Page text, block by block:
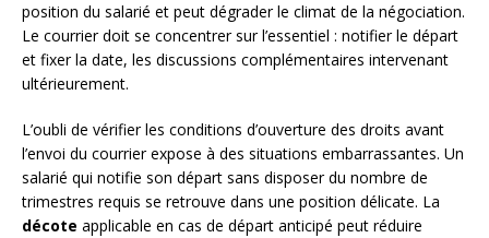
position du salarié et peut dégrader le climat de la négociation.
Le courrier doit se concentrer sur l’essentiel : notifier le départ
et fixer la date, les discussions complémentaires intervenant
ultérieurement.
L’oubli de vérifier les conditions d’ouverture des droits avant
l’envoi du courrier expose à des situations embarrassantes. Un
salarié qui notifie son départ sans disposer du nombre de
trimestres requis se retrouve dans une position délicate. La
décote applicable en cas de départ anticipé peut réduire